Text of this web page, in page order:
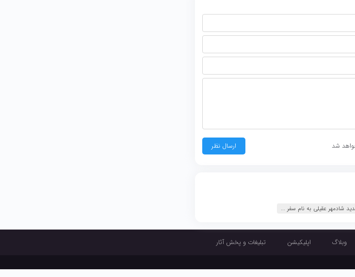
شد
شادمهر عقیلی به نام سفر ...
وبلاگ اپلیکیشن تبلیغات و پخش آثار